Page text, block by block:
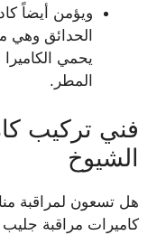
ويؤمن أيضاً
يحمي
المطر.
فني تركيب
الشيوخ
هل تسعون لمراقبة
كاميرات مراقبة